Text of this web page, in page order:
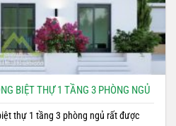
BIỆT THỰ 1 TẦNG 3 PHÒNG NGỦ
thự 1 tầng 3 phòng ngủ rất được